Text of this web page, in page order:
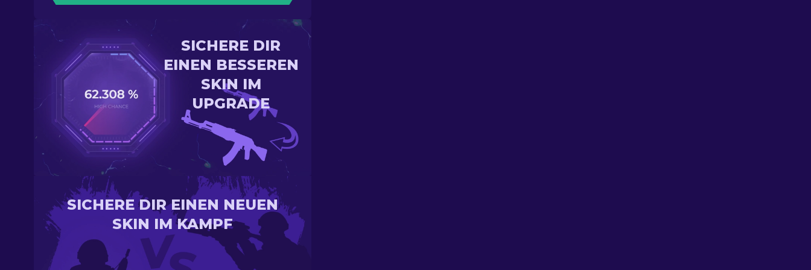
SICHERE DIR
EINEN BESSEREN
SKIN IM
UPGRADE
SICHERE DIR EINEN NEUEN
SKIN IM KAMPF